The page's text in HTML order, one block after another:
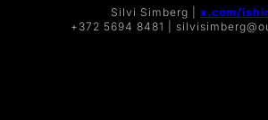
Silvi Simberg | x.com/
+372 5694 8481 |